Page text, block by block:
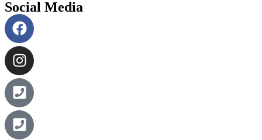
Social Media